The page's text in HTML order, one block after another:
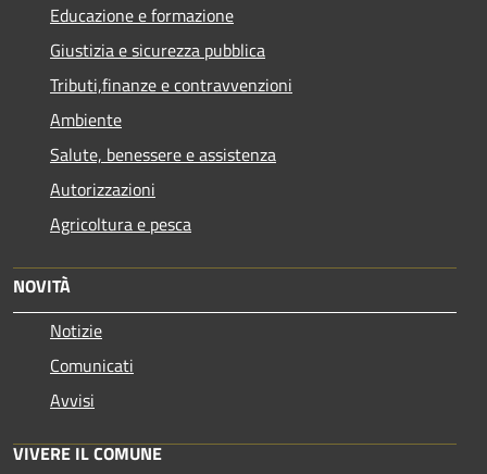
Educazione e formazione
Giustizia e sicurezza pubblica
Tributi,finanze e contravvenzioni
Ambiente
Salute, benessere e assistenza
Autorizzazioni
Agricoltura e pesca
NOVITÀ
Notizie
Comunicati
Avvisi
VIVERE IL COMUNE